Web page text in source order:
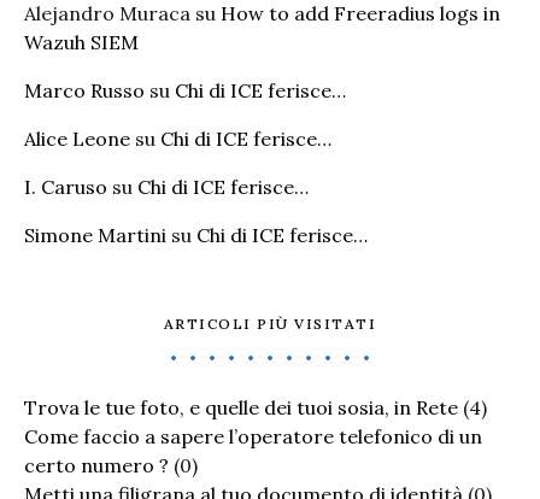
Alejandro Muraca su How to add Freeradius logs in
Wazuh SIEM
Marco Russo su Chi di ICE ferisce…
Alice Leone su Chi di ICE ferisce…
I. Caruso su Chi di ICE ferisce…
Simone Martini su Chi di ICE ferisce…
ARTICOLI PIÙ VISITATI
Trova le tue foto, e quelle dei tuoi sosia, in Rete (4)
Come faccio a sapere l’operatore telefonico di un
certo numero ? (0)
Metti una filigrana al tuo documento di identità (0)